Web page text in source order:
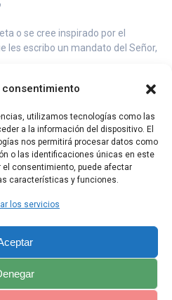
utilizamos tecnologías como las
a la información del dispositivo. El
nos permitirá procesar datos como
o las identificaciones únicas en este
el consentimiento, puede afectar
características y funciones.
los servicios
o se cree inspirado por el
les escribo un mandato del Señor,
al don de la profecía y no
incomprensible.
decoro y ordenadamente.
Capítulo Siguiente